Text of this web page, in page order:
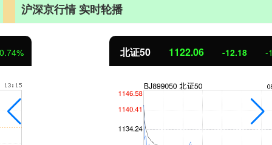
沪深京行情 实时轮播
1122.06 -12.18 -1.07%